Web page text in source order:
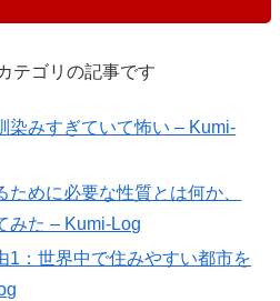
テゴリの記事です
染みすぎていて怖い – Kumi-
めに必要な性質とは何か、
みた – Kumi-Log
1：世界中で住みやすい都市を